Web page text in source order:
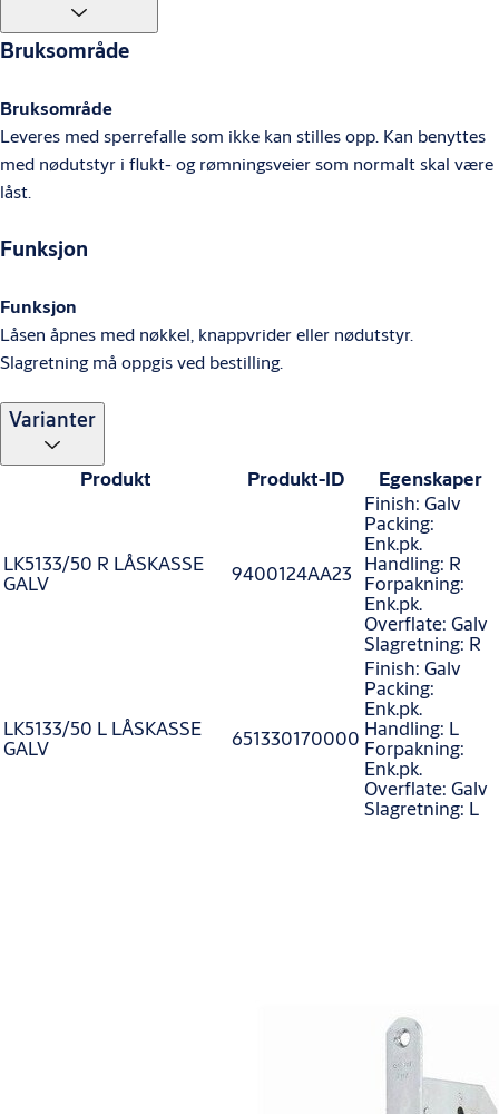
Bruksområde
Bruksområde
Leveres med sperrefalle som ikke kan stilles opp. Kan benyttes
med nødutstyr i flukt- og rømningsveier som normalt skal være
låst.
Funksjon
Funksjon
Låsen åpnes med nøkkel, knappvrider eller nødutstyr.
Slagretning må oppgis ved bestilling.
Varianter
Produkt Produkt-ID Egenskaper
LK5133/50 R LÅSKASSE
GALV 9400124AA23
Finish: Galv
Packing:
Enk.pk.
Handling: R
Forpakning:
Enk.pk.
Overflate: Galv
Slagretning: R
LK5133/50 L LÅSKASSE
GALV 651330170000
Finish: Galv
Packing:
Enk.pk.
Handling: L
Forpakning:
Enk.pk.
Overflate: Galv
Slagretning: L